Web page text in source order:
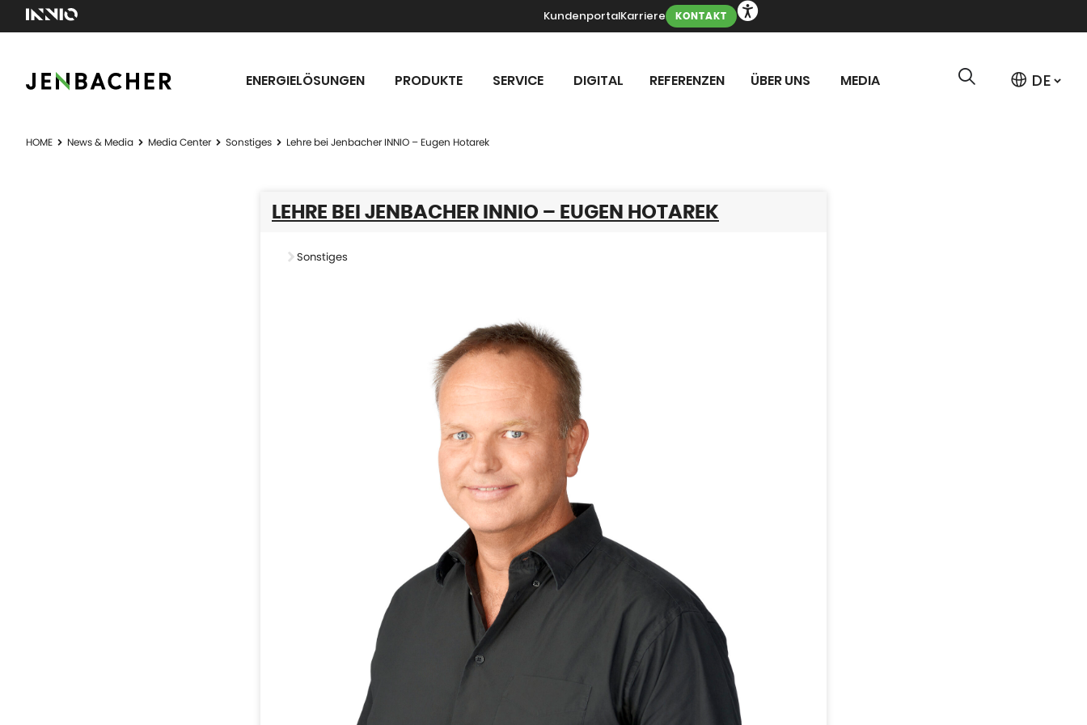
KundenportalKarriere KONTAKT
ENERGIELÖSUNGEN PRODUKTE SERVICE DIGITAL REFERENZEN ÜBER UNS MEDIA
HOME News & Media Media Center Sonstiges Lehre bei Jenbacher INNIO – Eugen Hotarek
LEHRE BEI JENBACHER INNIO – EUGEN HOTAREK
Sonstiges